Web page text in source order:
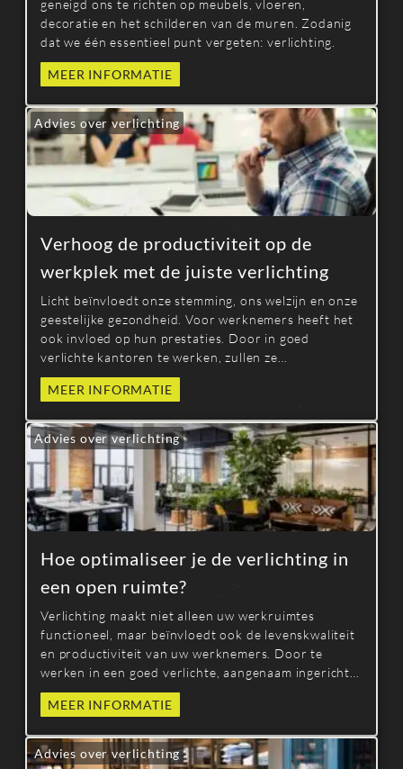
geneigd ons te richten op meubels, vloeren,
decoratie en het schilderen van de muren. Zodanig
dat we één essentieel punt vergeten: verlichting.
MEER INFORMATIE
Advies over verlichting
Verhoog de productiviteit op de
werkplek met de juiste verlichting
Licht beïnvloedt onze stemming, ons welzijn en onze
geestelijke gezondheid. Voor werknemers heeft het
ook invloed op hun prestaties. Door in goed
verlichte kantoren te werken, zullen ze
gemotiveerder en efficiënter zijn. Licht beïnvloedt
het visuele comfort en werkt tegelijkertijd in op de
MEER INFORMATIE
Advies over verlichting
Hoe optimaliseer je de verlichting in
een open ruimte?
Verlichting maakt niet alleen uw werkruimtes
functioneel, maar beïnvloedt ook de levenskwaliteit
en productiviteit van uw werknemers. Door te
werken in een goed verlichte, aangenaam ingerichte
omgeving zullen uw werknemers zich op hun gemak
voelen en gemotiveerd zijn om door te gaan met hun
daarom een manier om uw bedrijf te ondersteunen.
MEER INFORMATIE
Advies over verlichting